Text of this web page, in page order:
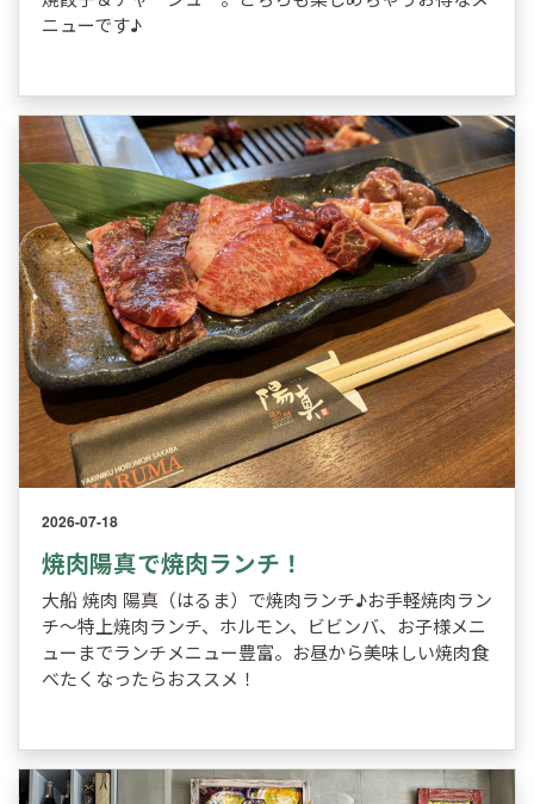
ニューです♪
2026-07-18
焼肉陽真で焼肉ランチ！
大船 焼肉 陽真（はるま）で焼肉ランチ♪お手軽焼肉ラン
チ～特上焼肉ランチ、ホルモン、ビビンバ、お子様メニ
ューまでランチメニュー豊富。お昼から美味しい焼肉食
べたくなったらおススメ！